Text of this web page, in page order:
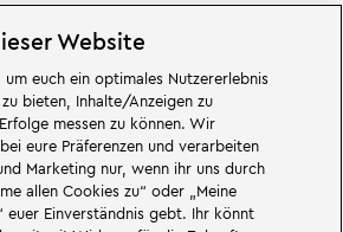
in den Abenteuerwelten des Familien- und
in Bayern. Erlebt spannende
LEGO® Spaß. LEGOLAND Deutschland Resort
mit Kindern zwischen zwei und 12 Jahren.
Günzburg in Bayern. LEGOLAND Deutschland
in Bayern und einer der bekanntesten
in Deutschland. Der Themenpark bietet mit
ein einmaliges Erlebnis für Erwachsene
Website
euch ein optimales Nutzererlebnis
bieten, Inhalte/Anzeigen zu
messen zu können. Wir
eure Präferenzen und verarbeiten
Marketing nur, wenn ihr uns durch
allen Cookies zu“ oder „Meine
euer Einverständnis gebt. Ihr könnt